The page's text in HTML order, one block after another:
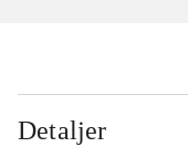
Detaljer